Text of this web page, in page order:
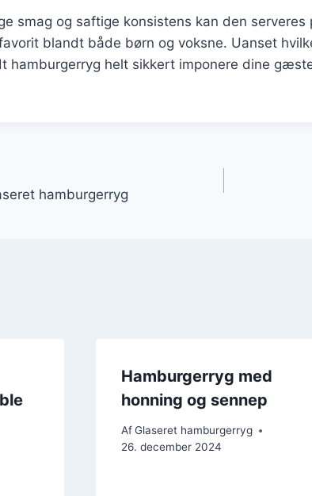
smag og saftige konsistens kan den
blandt både børn og voksne. Uanset
hamburgerryg helt sikkert imponere dine
hamburgerryg
Hamburgerryg med
honning og sennep
Af Glaseret hamburgerryg
26. december 2024